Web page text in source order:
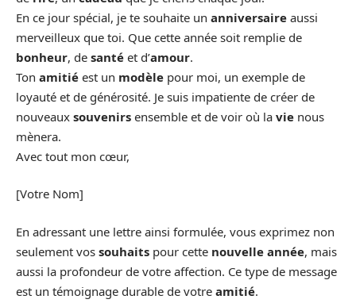
En ce jour spécial, je te souhaite un anniversaire aussi
merveilleux que toi. Que cette année soit remplie de
bonheur, de santé et d’amour.
Ton amitié est un modèle pour moi, un exemple de
loyauté et de générosité. Je suis impatiente de créer de
nouveaux souvenirs ensemble et de voir où la vie nous
mènera.
Avec tout mon cœur,
[Votre Nom]
En adressant une lettre ainsi formulée, vous exprimez non
seulement vos souhaits pour cette nouvelle année, mais
aussi la profondeur de votre affection. Ce type de message
est un témoignage durable de votre amitié.